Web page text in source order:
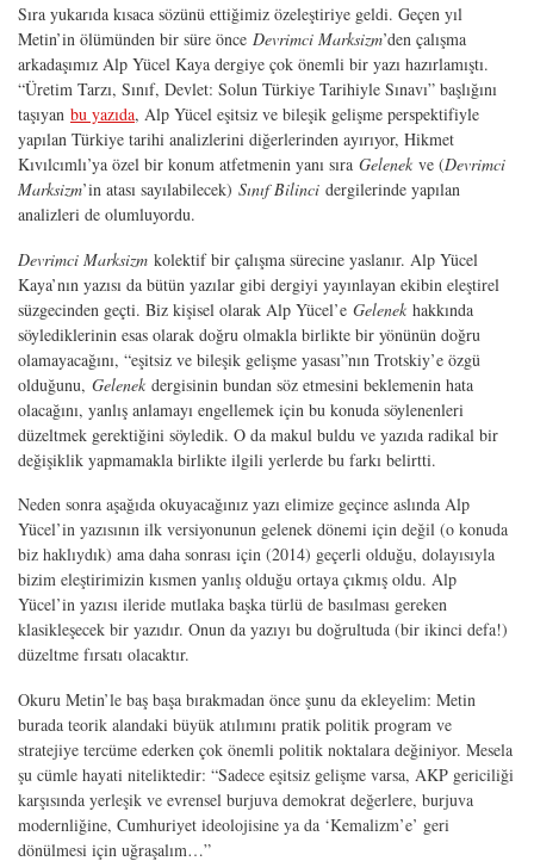
Sıra yukarıda kısaca sözünü ettiğimiz özeleştiriye geldi. Geçen yıl
Metin’in ölümünden bir süre önce Devrimci Marksizm’den çalışma
arkadaşımız Alp Yücel Kaya dergiye çok önemli bir yazı hazırlamıştı.
“Üretim Tarzı, Sınıf, Devlet: Solun Türkiye Tarihiyle Sınavı” başlığını
taşıyan bu yazıda, Alp Yücel eşitsiz ve bileşik gelişme perspektifiyle
yapılan Türkiye tarihi analizlerini diğerlerinden ayırıyor, Hikmet
Kıvılcımlı’ya özel bir konum atfetmenin yanı sıra Gelenek ve (Devrimci
Marksizm’in atası sayılabilecek) Sınıf Bilinci dergilerinde yapılan
analizleri de olumluyordu.
Devrimci Marksizm kolektif bir çalışma sürecine yaslanır. Alp Yücel
Kaya’nın yazısı da bütün yazılar gibi dergiyi yayınlayan ekibin eleştirel
süzgecinden geçti. Biz kişisel olarak Alp Yücel’e Gelenek hakkında
söylediklerinin esas olarak doğru olmakla birlikte bir yönünün doğru
olamayacağını, “eşitsiz ve bileşik gelişme yasası”nın Trotskiy’e özgü
olduğunu, Gelenek dergisinin bundan söz etmesini beklemenin hata
olacağını, yanlış anlamayı engellemek için bu konuda söylenenleri
düzeltmek gerektiğini söyledik. O da makul buldu ve yazıda radikal bir
değişiklik yapmamakla birlikte ilgili yerlerde bu farkı belirtti.
Neden sonra aşağıda okuyacağınız yazı elimize geçince aslında Alp
Yücel’in yazısının ilk versiyonunun gelenek dönemi için değil (o konuda
biz haklıydık) ama daha sonrası için (2014) geçerli olduğu, dolayısıyla
bizim eleştirimizin kısmen yanlış olduğu ortaya çıkmış oldu. Alp
Yücel’in yazısı ileride mutlaka başka türlü de basılması gereken
klasikleşecek bir yazıdır. Onun da yazıyı bu doğrultuda (bir ikinci defa!)
düzeltme fırsatı olacaktır.
Okuru Metin’le baş başa bırakmadan önce şunu da ekleyelim: Metin
burada teorik alandaki büyük atılımını pratik politik program ve
stratejiye tercüme ederken çok önemli politik noktalara değiniyor. Mesela
şu cümle hayati niteliktedir: “Sadece eşitsiz gelişme varsa, AKP gericiliği
karşısında yerleşik ve evrensel burjuva demokrat değerlere, burjuva
modernliğine, Cumhuriyet ideolojisine ya da ‘Kemalizm’e’ geri
dönülmesi için uğraşalım…”